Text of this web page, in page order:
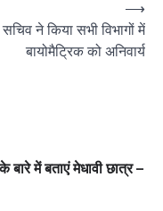
ने किया सभी विभागों में
बायोमैट्रिक को अनिवार्य
⟶
बारे में बताएं मेधावी छात्र –